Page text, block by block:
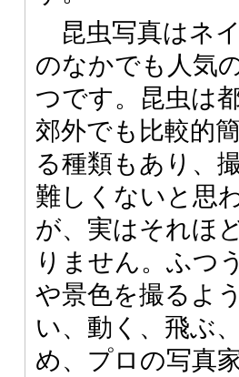
昆虫写真はネ
のなかでも人気
つです。昆虫は
郊外でも比較的
る種類もあり、
難しくないと思
が、実はそれほ
りません。ふつ
や景色を撮るよ
い、動く、飛ぶ
め、プロの写真